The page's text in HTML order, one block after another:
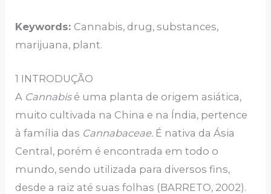
Keywords: Cannabis, drug, substances,
marijuana, plant.
1 INTRODUÇÃO
A Cannabisé uma planta de origem asiática,
muito cultivada na China e na Índia, pertence
à família das Cannabaceae. É nativa da Ásia
Central, porém é encontrada em todo o
mundo, sendo utilizada para diversos fins,
desde a raiz até suas folhas (BARRETO, 2002).